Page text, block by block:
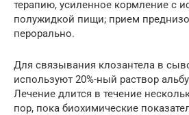
терапию, усиленное кормление с
полужидкой пищи; прием
перорально.
Для связывания клозантела в
используют 20%-ный раствор
Лечение длится в течение
пор, пока биохимические